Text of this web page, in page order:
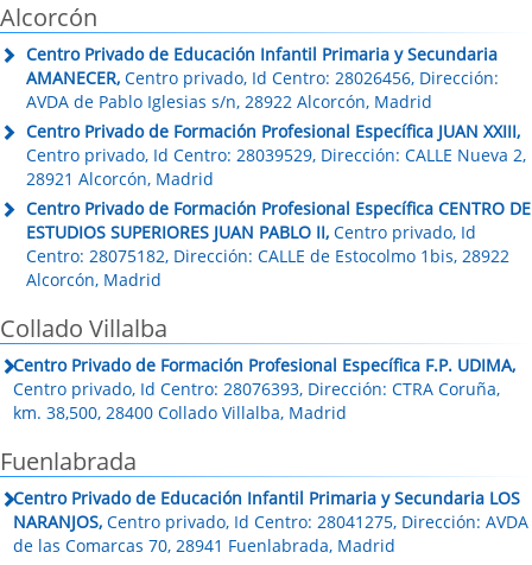
Alcorcón
Centro Privado de Educación Infantil Primaria y Secundaria
AMANECER, Centro privado, Id Centro: 28026456, Dirección:
AVDA de Pablo Iglesias s/n, 28922 Alcorcón, Madrid
Centro Privado de Formación Profesional Específica JUAN XXIII,
Centro privado, Id Centro: 28039529, Dirección: CALLE Nueva 2,
28921 Alcorcón, Madrid
Centro Privado de Formación Profesional Específica CENTRO DE
ESTUDIOS SUPERIORES JUAN PABLO II, Centro privado, Id
Centro: 28075182, Dirección: CALLE de Estocolmo 1bis, 28922
Alcorcón, Madrid
Collado Villalba
Centro Privado de Formación Profesional Específica F.P. UDIMA,
Centro privado, Id Centro: 28076393, Dirección: CTRA Coruña,
km. 38,500, 28400 Collado Villalba, Madrid
Fuenlabrada
Centro Privado de Educación Infantil Primaria y Secundaria LOS
NARANJOS, Centro privado, Id Centro: 28041275, Dirección: AVDA
de las Comarcas 70, 28941 Fuenlabrada, Madrid